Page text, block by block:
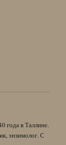
года в Таллине.
энзимолог. С